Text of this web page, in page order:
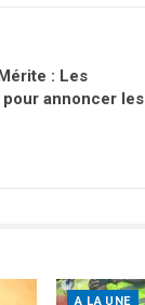
: Les
annoncer les
A LA UNE